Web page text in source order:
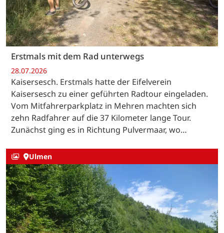
Erstmals mit dem Rad unterwegs
28.07.2026
Kaisersesch. Erstmals hatte der Eifelverein
Kaisersesch zu einer geführten Radtour eingeladen.
Vom Mitfahrerparkplatz in Mehren machten sich
zehn Radfahrer auf die 37 Kilometer lange Tour.
Zunächst ging es in Richtung Pulvermaar, wo…
Ulmen